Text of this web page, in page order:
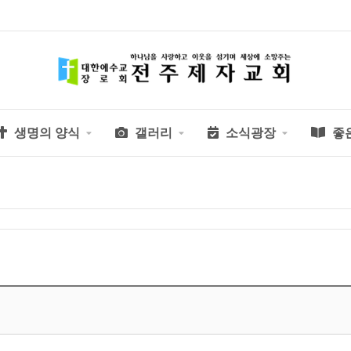
생명의 양식 갤러리 소식광장 좋